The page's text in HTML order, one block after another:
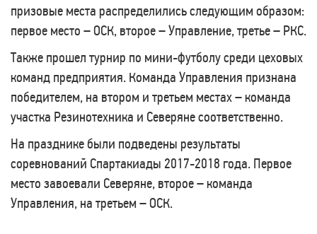
призовые места распределились следующим образом:
первое место – ОСК, второе – Управление, третье – РКС.
Также прошел турнир по мини-футболу среди цеховых
команд предприятия. Команда Управления признана
победителем, на втором и третьем местах – команда
участка Резинотехника и Северяне соответственно.
На празднике были подведены результаты
соревнований Спартакиады 2017-2018 года. Первое
место завоевали Северяне, второе – команда
Управления, на третьем – ОСК.